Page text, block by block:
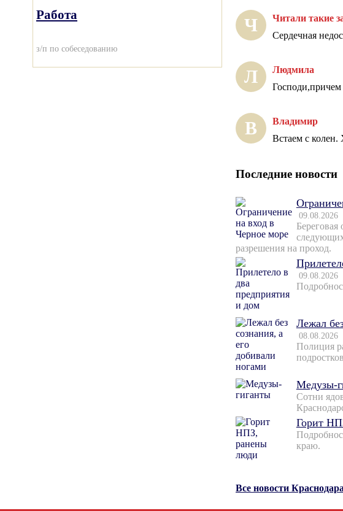
Работа
з/п по собеседованию
Ч Читали такие
Сердечная
Л Людмила
В Владимир
Встаем с колен.
Последние новости
09.08.2026
разрешения на проход.
09.08.2026
Лежал
08.08.2026
Полиция
Медузы-
Сотни
Горит
краю.
Все новости Краснодара